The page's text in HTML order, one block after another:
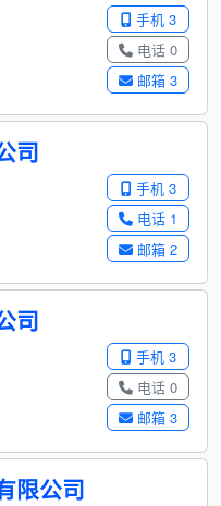
手机 3
电话 0
邮箱 3
司
手机 3
电话 1
邮箱 2
司
手机 3
电话 0
邮箱 3
限公司